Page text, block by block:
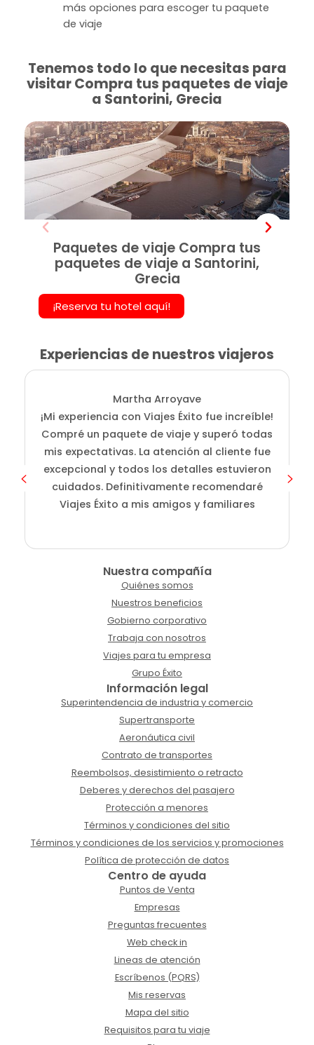
más opciones para escoger tu paquete
de viaje
Tenemos todo lo que necesitas para
visitar Compra tus paquetes de viaje
a Santorini, Grecia
Paquetes de viaje Compra tus
paquetes de viaje a Santorini,
Grecia
¡Reserva tu hotel aquí!
Experiencias de nuestros viajeros
Martha Arroyave
¡Mi experiencia con Viajes Éxito fue increíble!
Compré un paquete de viaje y superó todas
mis expectativas. La atención al cliente fue
excepcional y todos los detalles estuvieron
cuidados. Definitivamente recomendaré
Viajes Éxito a mis amigos y familiares
Nuestra compañía
Quiénes somos
Nuestros beneficios
Gobierno corporativo
Trabaja con nosotros
Viajes para tu empresa
Grupo Éxito
Información legal
Superintendencia de industria y comercio
Supertransporte
Aeronáutica civil
Contrato de transportes
Reembolsos, desistimiento o retracto
Deberes y derechos del pasajero
Protección a menores
Términos y condiciones del sitio
Términos y condiciones de los servicios y promociones
Política de protección de datos
Centro de ayuda
Puntos de Venta
Empresas
Preguntas frecuentes
Web check in
Lineas de atención
Escríbenos (PQRS)
Mis reservas
Mapa del sitio
Requisitos para tu viaje